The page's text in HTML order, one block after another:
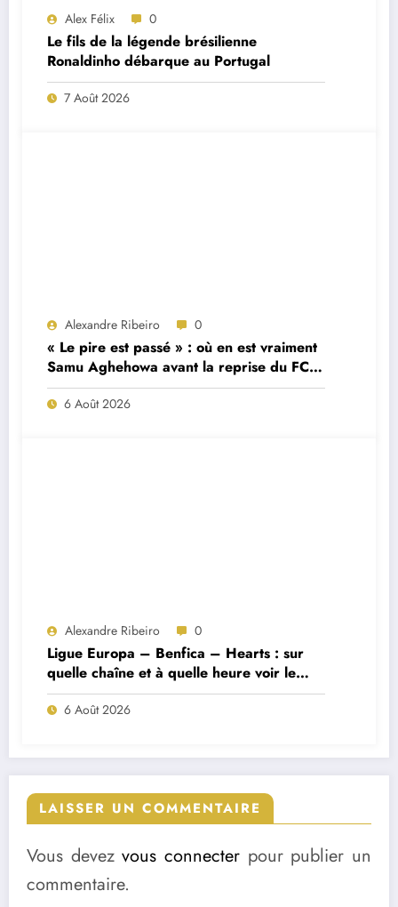
Alex Félix 0
Le fils de la légende brésilienne
Ronaldinho débarque au Portugal
7 Août 2026
Alexandre Ribeiro 0
« Le pire est passé » : où en est vraiment
Samu Aghehowa avant la reprise du FC
Porto ?
6 Août 2026
Alexandre Ribeiro 0
Ligue Europa – Benfica – Hearts : sur
quelle chaîne et à quelle heure voir le
match ?
6 Août 2026
LAISSER UN COMMENTAIRE
Vous devezvous connecter pour publier un
commentaire.